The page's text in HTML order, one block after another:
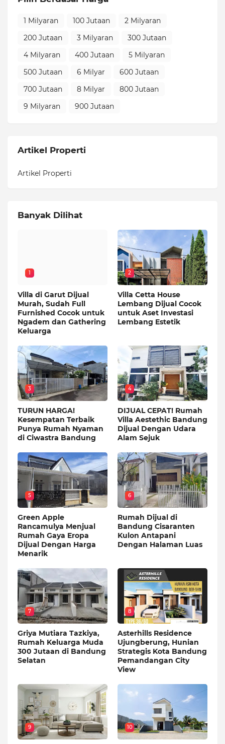
1 Milyaran 100 Jutaan
2 Milyaran
200 Jutaan
3 Milyaran
300 Jutaan
4 Milyaran
400 Jutaan
5 Milyaran
500 Jutaan
6 Milyar
600 Jutaan
700 Jutaan
8 Milyar
800 Jutaan
9 Milyaran
900 Jutaan
Artikel Properti
Artikel Properti
Banyak Dilihat
1
Villa di Garut Dijual
Murah, Sudah Full
Furnished Cocok untuk
Ngadem dan Gathering
Keluarga
2
Villa Cetta House
Lembang Dijual Cocok
untuk Aset Investasi
Lembang Estetik
3
TURUN HARGA!
Kesempatan Terbaik
Punya Rumah Nyaman
di Ciwastra Bandung
4
DIJUAL CEPAT! Rumah
Villa Aestethic Bandung
Dijual Dengan Udara
Alam Sejuk
5
Green Apple
Rancamulya Menjual
Rumah Gaya Eropa
Dijual Dengan Harga
Menarik
6
Rumah Dijual di
Bandung Cisaranten
Kulon Antapani
Dengan Halaman Luas
7
Griya Mutiara Tazkiya,
Rumah Keluarga Muda
300 Jutaan di Bandung
Selatan
8
Asterhills Residence
Ujungberung, Hunian
Strategis Kota Bandung
Pemandangan City
View
9 10